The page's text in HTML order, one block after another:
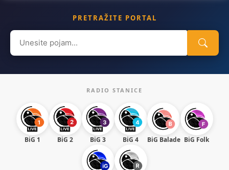
PRETRAŽITE PORTAL
Search
for:
RADIO STANICE
BiG 1 BiG 2 BiG 3 BiG 4 BiG Balade BiG Folk